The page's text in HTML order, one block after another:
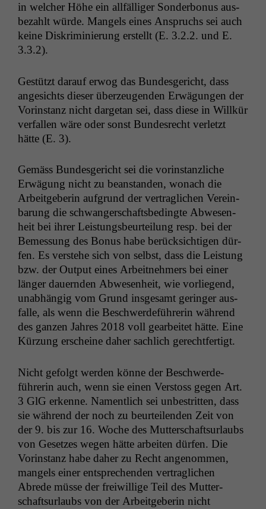
in welch­er Höhe ein allfäl­liger Son­der­bonus aus­
bezahlt würde. Man­gels eines Anspruchs sei auch
keine Diskri­m­inierung erstellt (E. 3.2.2. und E.
3.3.2).
Gestützt darauf erwog das Bun­des­gericht, dass
angesichts dieser überzeu­gen­den Erwä­gun­gen der
Vorin­stanz nicht dar­ge­tan sei, dass diese in Willkür
ver­fall­en wäre oder son­st Bun­desrecht ver­let­zt
hätte (E. 3).
Gemäss Bun­des­gericht sei die vorin­stan­zliche
Erwä­gung nicht zu bean­standen, wonach die
Arbeit­ge­berin auf­grund der ver­traglichen Vere­in­
barung die schwanger­schafts­be­d­ingte Abwe­sen­
heit bei ihrer Leis­tungs­beurteilung resp. bei der
Bemes­sung des Bonus habe berück­sichti­gen dür­
fen. Es ver­ste­he sich von selb­st, dass die Leis­tung
bzw. der Out­put eines Arbeit­nehmers bei ein­er
länger dauern­den Abwe­sen­heit, wie vor­liegend,
unab­hängig vom Grund ins­ge­samt geringer aus­
falle, als wenn die Beschw­erde­führerin während
des ganzen Jahres 2018 voll gear­beit­et hätte. Eine
Kürzung erscheine daher sach­lich gerechtfertigt.
Nicht gefol­gt wer­den könne der Beschw­erde­
führerin auch, wenn sie einen Ver­stoss gegen Art.
3 GlG erkenne. Namentlich sei unbe­strit­ten, dass
sie während der noch zu beurteilen­den Zeit von
der 9. bis zur 16. Woche des Mut­ter­schaft­surlaubs
von Geset­zes wegen hätte arbeit­en dür­fen. Die
Vorin­stanz habe daher zu Recht angenom­men,
man­gels ein­er entsprechen­den ver­traglichen
Abrede müsse der frei­willige Teil des Mut­ter­
schaft­surlaubs von der Arbeit­ge­berin nicht